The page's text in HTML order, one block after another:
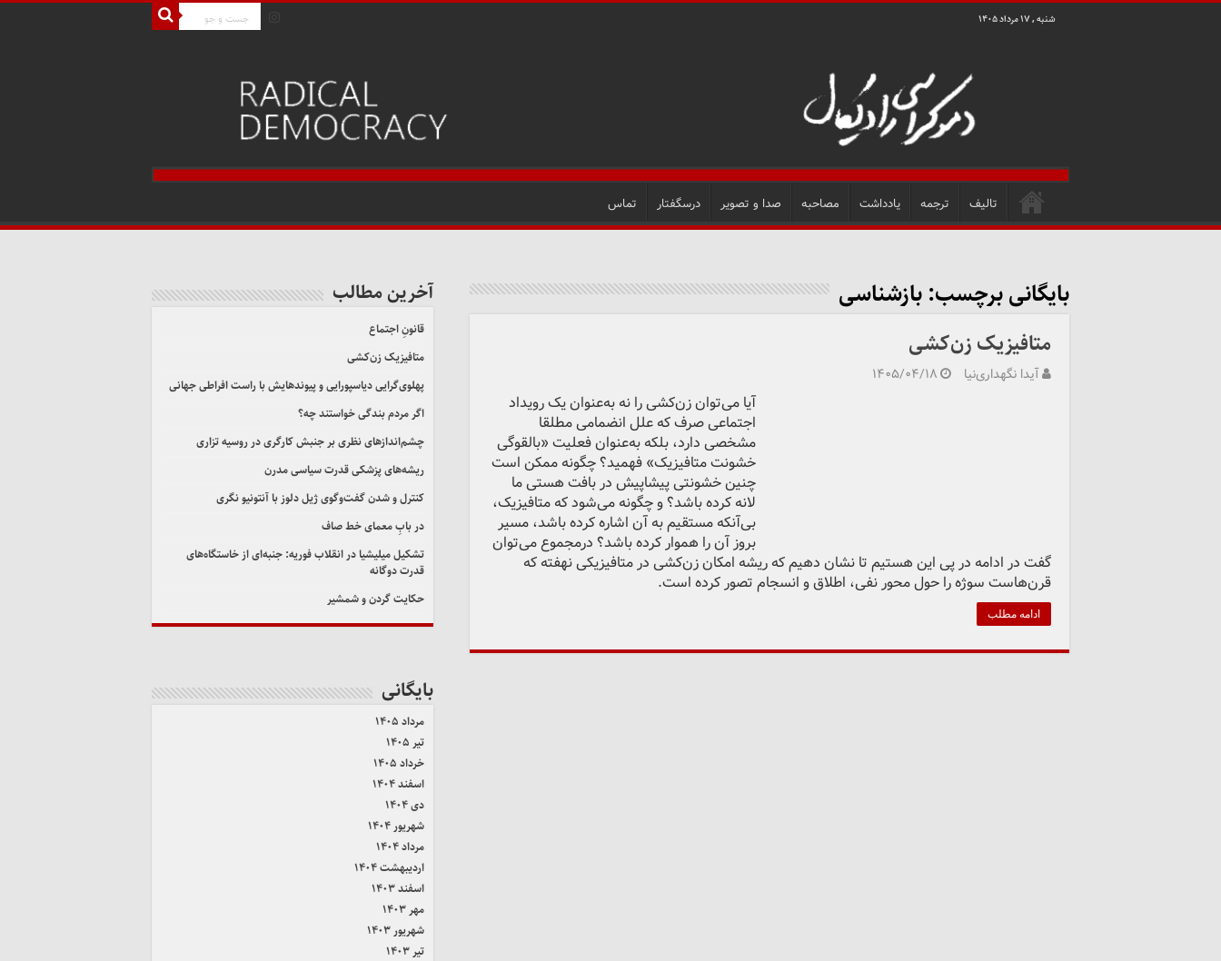
شنبه , ۱۷ مرداد ۱۴۰۵
تالیف ترجمه یادداشت مصاحبه صدا و تصویر درسگفتار تماس
بایگانی برچسب: بازشناسی
متافیزیک زن‌کشی
آیدا نگهداری‌نیا ۱۴۰۵/۰۴/۱۸
آیا می‌توان زن‌کشی را نه به‌عنوان یک رویداد
اجتماعی صرف که علل انضمامی مطلقا
مشخصی دارد، بلکه به‌عنوان فعلیت «بالقوگی
خشونت متافیزیک» فهمید؟ چگونه ممکن است
چنین خشونتی پیشاپیش در بافت هستی ما
لانه کرده باشد؟ و چگونه می‌شود که متافیزیک،
بی‌آنکه مستقیم به آن اشاره کرده باشد، مسیر
بروز آن را هموار کرده باشد؟ درمجموع می‌توان
گفت در ادامه در پی این هستیم تا نشان دهیم که ریشه امکان زن‌کشی در متافیزیکی نهفته که
قرن‌هاست سوژه را حول محور نفی، اطلاق و انسجام تصور کرده است.
ادامه مطلب
آخرین مطالب
قانونِ اجتماع
متافیزیک زن‌کشی
پهلوی‌گرایی دیاسپورایی و پیوندهایش با راست افراطی جهانی
اگر مردم بندگی خواستند چه؟
چشم‌اندازهای نظری بر جنبش کارگری در روسیه تزاری
ریشه‌های پزشکی قدرت سیاسی مدرن
کنترل و شدن گفت‌وگوی ژیل دلوز با آنتونیو نگری
در بابِ معمای خط صاف
تشکیل میلیشیا در انقلاب فوریه: جنبه‌ای از خاستگاه‌های
قدرت دوگانه
حکایت گردن و شمشیر
بایگانی
مرداد ۱۴۰۵
تیر ۱۴۰۵
خرداد ۱۴۰۵
اسفند ۱۴۰۴
دی ۱۴۰۴
شهریور ۱۴۰۴
مرداد ۱۴۰۴
اردیبهشت ۱۴۰۴
اسفند ۱۴۰۳
مهر ۱۴۰۳
شهریور ۱۴۰۳
تیر ۱۴۰۳